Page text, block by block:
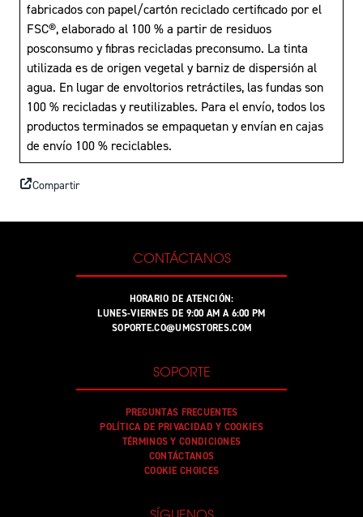
fabricados con papel/cartón reciclado certificado por el
FSC®, elaborado al 100 % a partir de residuos
posconsumo y fibras recicladas preconsumo. La tinta
utilizada es de origen vegetal y barniz de dispersión al
agua. En lugar de envoltorios retráctiles, las fundas son
100 % recicladas y reutilizables. Para el envío, todos los
productos terminados se empaquetan y envían en cajas
de envío 100 % reciclables.
Compartir
CONTÁCTANOS
HORARIO DE ATENCIÓN:
LUNES-VIERNES DE 9:00 AM A 6:00 PM
SOPORTE.CO@UMGSTORES.COM
SOPORTE
PREGUNTAS FRECUENTES
POLÍTICA DE PRIVACIDAD Y COOKIES
TÉRMINOS Y CONDICIONES
CONTÁCTANOS
COOKIE CHOICES